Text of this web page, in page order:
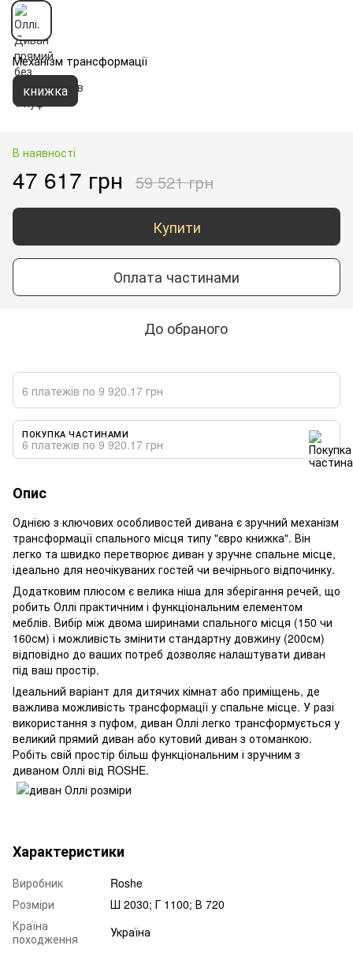
Механізм трансформації
книжка
В наявності
47 617 грн 59 521 грн
Купити
Оплата частинами
До обраного
6 платежів по 9 920.17 грн
ПОКУПКА ЧАСТИНАМИ
6 платежів по 9 920.17 грн
Опис
Однією з ключових особливостей дивана є зручний механізм
трансформації спального місця типу "євро книжка". Він
легко та швидко перетворює диван у зручне спальне місце,
ідеально для неочікуваних гостей чи вечірнього відпочинку.
Додатковим плюсом є велика ніша для зберігання речей, що
робить Оллі практичним і функціональним елементом
меблів. Вибір між двома ширинами спального місця (150 чи
160см) і можливість змінити стандартну довжину (200см)
відповідно до ваших потреб дозволяє налаштувати диван
під ваш простір.
Ідеальний варіант для дитячих кімнат або приміщень, де
важлива можливість трансформації у спальне місце. У разі
використання з пуфом, диван Оллі легко трансформується у
великий прямий диван або кутовий диван з отоманкою.
Робіть свій простір більш функціональним і зручним з
диваном Оллі від ROSHE.
Характеристики
Виробник
Roshe
Розміри
Ш 2030; Г 1100; В 720
Країна
походження
Україна